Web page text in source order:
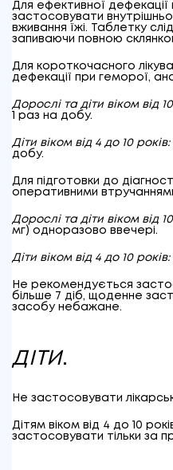
Для ефективної дефекації
застосовувати
вживання їжі. Таблетку
запиваючи повною
Для короткочасного
дефекації при геморої,
Дорослі та діти віком від
1 раз на добу.
Діти віком від 4 до 10 років:
добу.
Для підготовки до
оперативними
Дорослі та діти віком від
мг) одноразово ввечері.
Діти віком від 4 до 10 років:
Не рекомендується
більше 7 діб, щоденне
засобу небажане.
ДІТИ.
Не застосовувати
Дітям віком від 4 до 10
застосовувати тільки за